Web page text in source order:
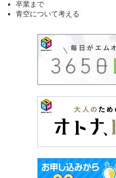
卒業まで
青空について考える